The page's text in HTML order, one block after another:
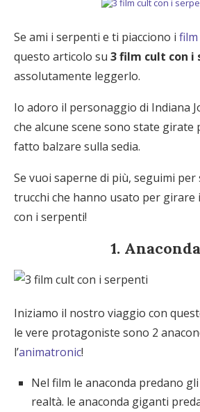
Se ami i serpenti e ti piacciono i film
questo articolo su 3 film cult con i
assolutamente leggerlo.
Io adoro il personaggio di Indiana
che alcune scene sono state girate
fatto balzare sulla sedia.
Se vuoi saperne di più, seguimi
trucchi che hanno usato per girare
con i serpenti!
1. Anaconda
Iniziamo il nostro viaggio con
le vere protagoniste sono 2
l’animatronic!
Nel film le anaconda predano
realtà. le anaconda giganti